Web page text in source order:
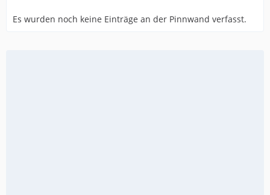
Es wurden noch keine Einträge an der Pinnwand verfasst.